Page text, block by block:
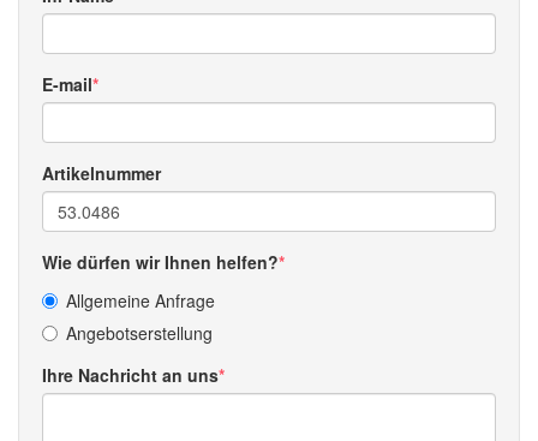
E-mail
Artikelnummer
Wie dürfen wir Ihnen helfen?
Allgemeine Anfrage
Angebotserstellung
Ihre Nachricht an uns